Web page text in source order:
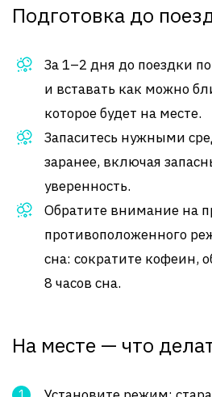
Подготовка до
За 1–2 дня до поездки
и вставать как можно
которое будет на месте.
Запаситесь нужными
заранее, включая
уверенность.
Обратите внимание на
противоположенного
сна: сократите кофеин,
8 часов сна.
На месте — что